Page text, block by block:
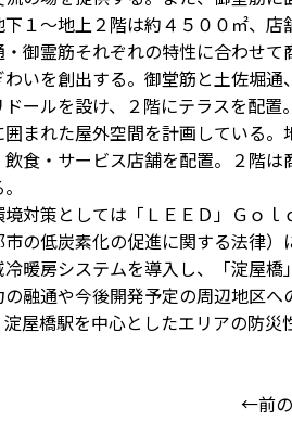
１～地上２階は約４５００㎡、店
・御霊筋それぞれの特性に合わせ
わいを創出する。御堂筋と土佐堀
ドールを設け、２階にテラスを配置
囲まれた屋外空間を計画している
飲食・サービス店舗を配置。２階
対策としては「ＬＥＥＤ」Ｇｏｌ
市の低炭素化の促進に関する法律
冷暖房システムを導入し、「淀屋
の融通や今後開発予定の周辺地区
淀屋橋駅を中心としたエリアの防災
←前